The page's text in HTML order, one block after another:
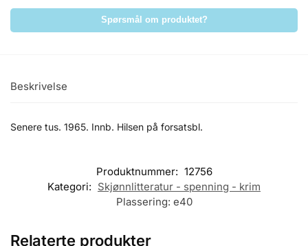
Spørsmål om produktet?
Beskrivelse
Senere tus. 1965. Innb. Hilsen på forsatsbl.
Produktnummer: 12756
Kategori: Skjønnlitteratur - spenning - krim
Plassering: e40
Relaterte produkter